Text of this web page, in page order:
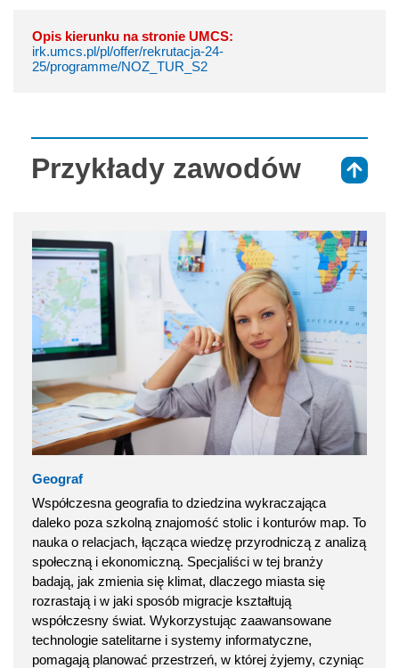
Opis kierunku na stronie UMCS:
irk.umcs.pl/pl/offer/rekrutacja-24-
25/programme/NOZ_TUR_S2
Przykłady zawodów
Geograf
Współczesna geografia to dziedzina wykraczająca
daleko poza szkolną znajomość stolic i konturów map. To
nauka o relacjach, łącząca wiedzę przyrodniczą z analizą
społeczną i ekonomiczną. Specjaliści w tej branży
badają, jak zmienia się klimat, dlaczego miasta się
rozrastają i w jaki sposób migracje kształtują
współczesny świat. Wykorzystując zaawansowane
technologie satelitarne i systemy informatyczne,
pomagają planować przestrzeń, w której żyjemy, czyniąc